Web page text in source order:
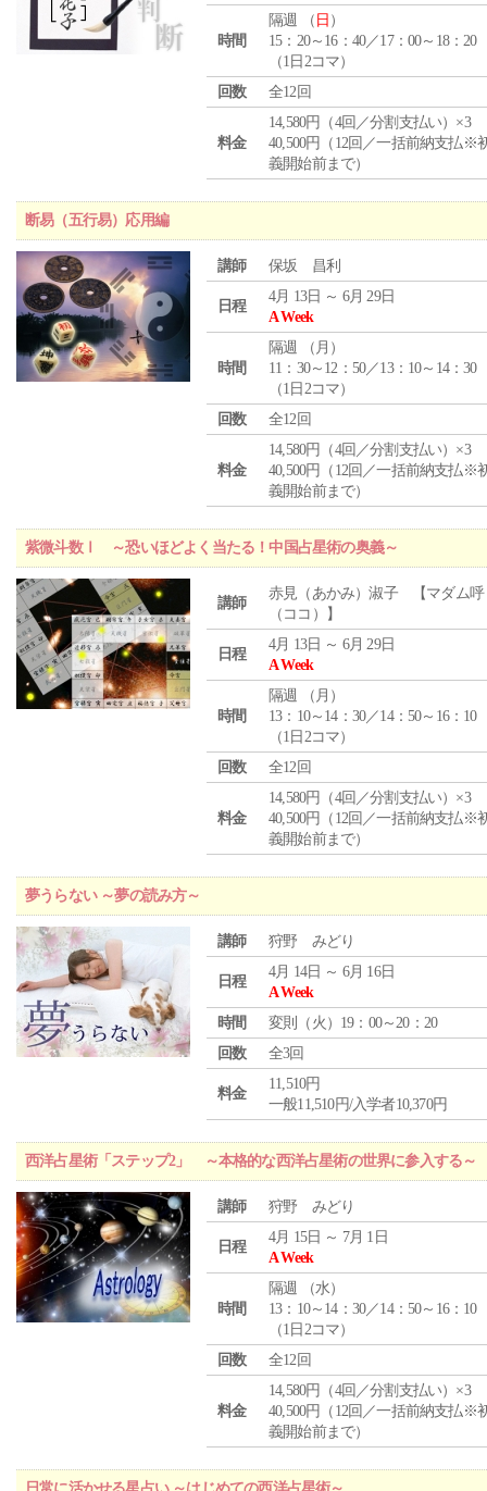
時間
隔週 （ 日 ）
15：20～16：40／17：00～18：20
（1日2コマ）
回数
全12回
料金
14,580円（4回／分割支払い）×3
40,500円（12回／一括前納支払※
義開始前まで）
断易（五行易）応用編
講師 保坂 昌利
日程
4月 13日 ～ 6月 29日
A Week
時間
隔週 （ 月 ）
11：30～12：50／13：10～14：30
（1日2コマ）
回数
全12回
料金
14,580円（4回／分割支払い）×3
40,500円（12回／一括前納支払※
義開始前まで）
紫微斗数Ⅰ ～恐いほどよく当たる！中国占星術の奥義～
講師
赤見（あかみ）淑子 【マダム呼
（ココ）】
日程
4月 13日 ～ 6月 29日
A Week
時間
隔週 （ 月 ）
13：10～14：30／14：50～16：10
（1日2コマ）
回数
全12回
料金
14,580円（4回／分割支払い）×3
40,500円（12回／一括前納支払※
義開始前まで）
夢うらない ～夢の読み方～
講師 狩野 みどり
日程
4月 14日 ～ 6月 16日
A Week
時間
変則（火）19：00～20：20
回数
全3回
料金
11,510円
一般11,510円/入学者10,370円
西洋占星術「ステップ2」 ～本格的な西洋占星術の世界に参入する～
講師 狩野 みどり
日程
4月 15日 ～ 7月 1日
A Week
時間
隔週 （水）
13：10～14：30／14：50～16：10
（1日2コマ）
回数
全12回
料金
14,580円（4回／分割支払い）×3
40,500円（12回／一括前納支払※
義開始前まで）